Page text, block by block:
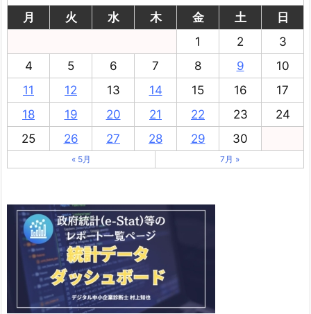
月
火 水 木 金 土
日
1
2
3
4
5 6 7 8 9
10
11
12 13 14 15 16
17
18
19 20 21 22 23
24
25
26 27 28 29 30
« 5月 7月 »